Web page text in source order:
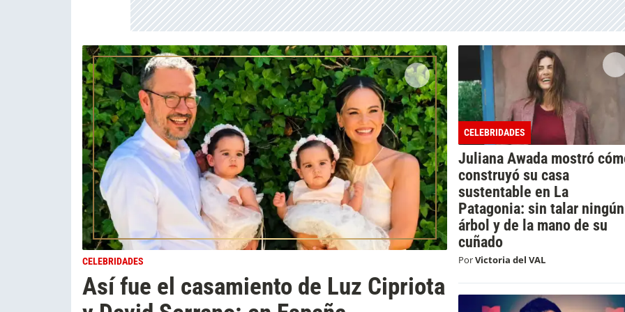
CELEBRIDADES
Así fue el casamiento de Luz Cipriota
CELEBRIDADES
Juliana Awada mostró
construyó su casa
sustentable en La
Patagonia: sin talar ningún
árbol y de la mano de su
cuñado
PorVictoria del VAL